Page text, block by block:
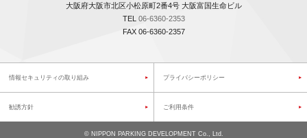
大阪府大阪市北区小松原町2番4号 大阪富国生命ビル
TEL 06-6360-2353
FAX 06-6360-2357
情報セキュリティの取り組み プライバシーポリシー
勧誘方針 ご利用条件
©NIPPON PARKING DEVELOPMENT Co., Ltd.